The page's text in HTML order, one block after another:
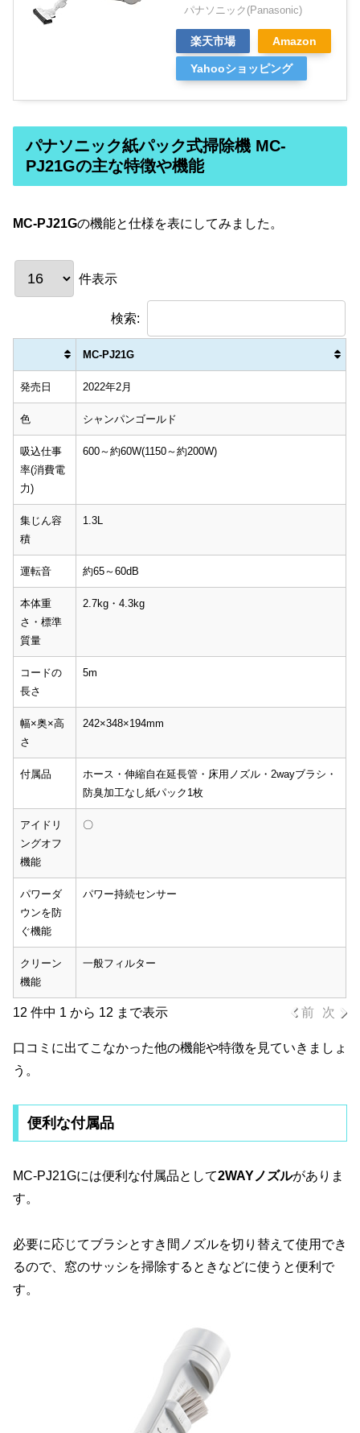
パナソニック(Panasonic)
楽天市場 Amazon
Yahooショッピング
パナソニック紙パック式掃除機 MC-
PJ21Gの主な特徴や機能
MC-PJ21Gの機能と仕様を表にしてみました。
件表示
検索:
MC-PJ21G
MC-PJ21G
発売日 2022年2月
色 シャンパンゴールド
吸込仕事
率(消費電
力)
600～約60W(1150～約200W)
集じん容
積
1.3L
運転音 約65～60dB
本体重
さ・標準
質量
2.7kg・4.3kg
コードの
長さ
5m
幅×奥×高
さ
242×348×194mm
付属品
ホース・伸縮自在延長管・床用ノズル・2wayブラシ・
防臭加工なし紙パック1枚
アイドリ
ングオフ
機能
〇
パワーダ
ウンを防
ぐ機能
パワー持続センサー
クリーン
機能
一般フィルター
12 件中 1 から 12 まで表示 前 次
口コミに出てこなかった他の機能や特徴を見ていきましょ
う。
便利な付属品
MC-PJ21Gには便利な付属品として2WAYノズルがありま
す。
必要に応じてブラシとすき間ノズルを切り替えて使用でき
るので、窓のサッシを掃除するときなどに使うと便利で
す。